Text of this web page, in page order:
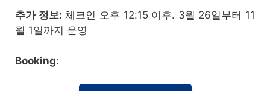
추가 정보: 체크인 오후 12:15 이후. 3월 26일부터 11
월 1일까지 운영
Booking: